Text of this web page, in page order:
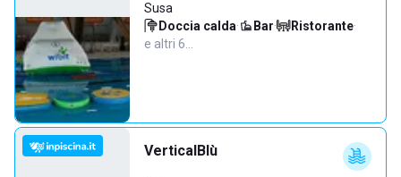
Susa
Doccia calda· Bar· Ristorante·
e altri 6…
VerticalBlù